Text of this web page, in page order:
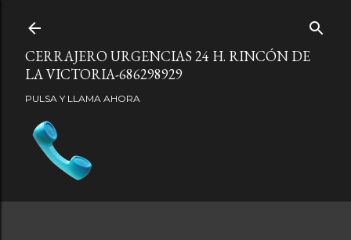
CERRAJERO URGENCIAS 24 H. RINCÓN DE
LA VICTORIA-686298929
PULSA Y LLAMA AHORA